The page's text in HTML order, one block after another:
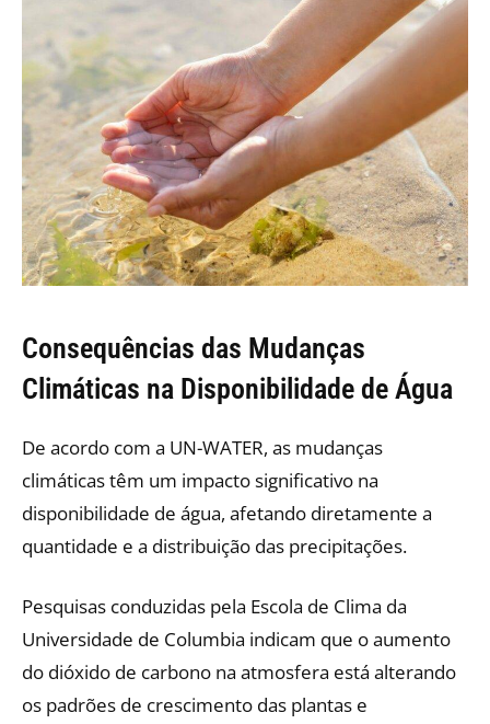
Consequências das Mudanças
Climáticas na Disponibilidade de Água
De acordo com a UN-WATER, as mudanças
climáticas têm um impacto significativo na
disponibilidade de água, afetando diretamente a
quantidade e a distribuição das precipitações.
Pesquisas conduzidas pela Escola de Clima da
Universidade de Columbia indicam que o aumento
do dióxido de carbono na atmosfera está alterando
os padrões de crescimento das plantas e